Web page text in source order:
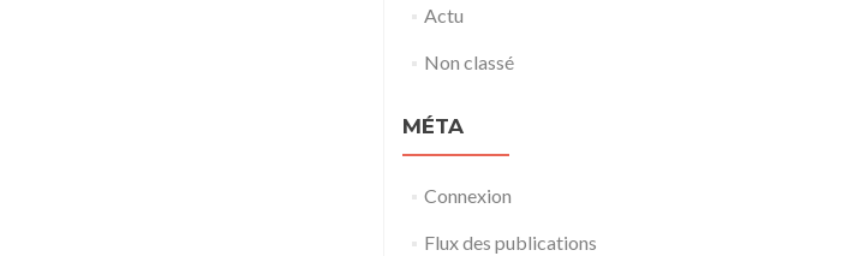
Actu
Non classé
MÉTA
Connexion
Flux des publications